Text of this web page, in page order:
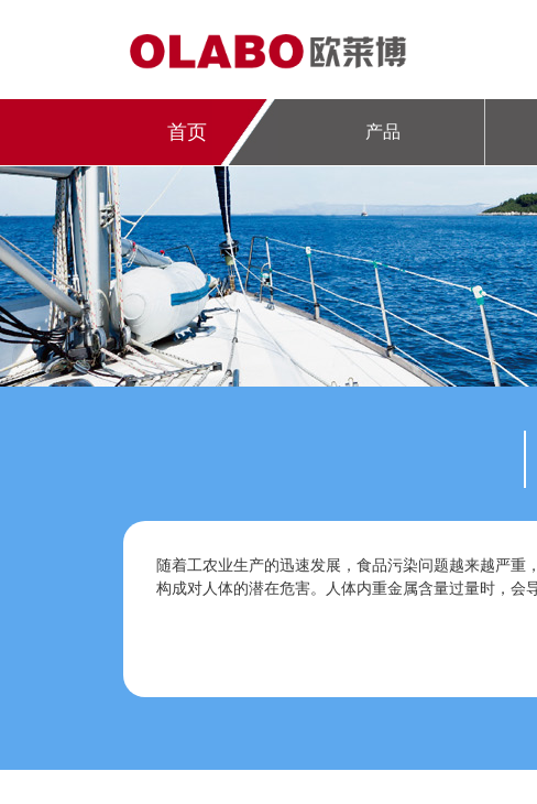
首页 产品
随着工农业生产的迅速发展，食品污染问题越来越严重
构成对人体的潜在危害。人体内重金属含量过量时，会